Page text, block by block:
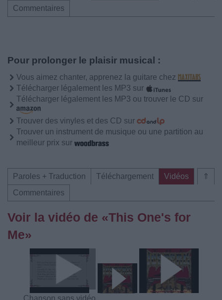
Commentaires
Pour prolonger le plaisir musical :
Vous aimez chanter, apprenez la guitare chez
Télécharger légalement les MP3 sur
Télécharger légalement les MP3 ou trouver le CD sur
Trouver des vinyles et des CD sur
Trouver un instrument de musique ou une partition au
meilleur prix sur
⇑
Paroles + Traduction Téléchargement
Vidéos
Commentaires
Voir la vidéo de «This One's for
Me»
Chanson sans vidéo